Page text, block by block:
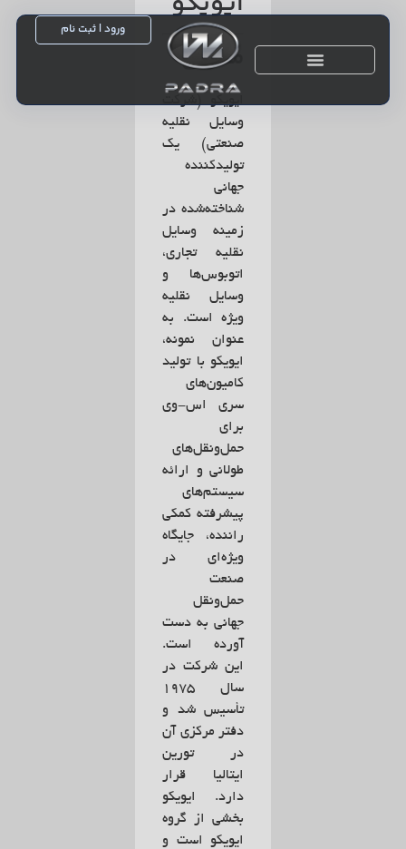
ورود | ثبت نام
معرفی
وسایل نقلیه
صنعتی) یک
تولیدکننده
جهانی
شناخته‌شده در
زمینه وسایل
نقلیه تجاری،
اتوبوس‌ها و
وسایل نقلیه
ویژه است. به
عنوان نمونه،
ایویکو با تولید
کامیون‌های
سری اس-وی
برای
حمل‌ونقل‌های
طولانی و ارائه
سیستم‌های
پیشرفته کمکی
راننده، جایگاه
ویژه‌ای در
صنعت
حمل‌ونقل
جهانی به دست
آورده است.
این شرکت در
سال ۱۹۷۵
تأسیس شد و
دفتر مرکزی آن
در تورین
ایتالیا قرار
دارد. ایویکو
بخشی از گروه
ایویکو است و